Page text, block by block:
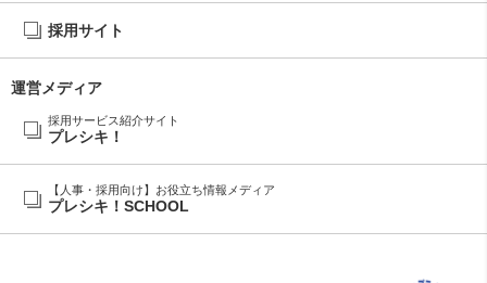
採用サイト
運営メディア
採用サービス紹介サイト
プレシキ！
【人事・採用向け】お役立ち情報メディア
プレシキ！SCHOOL